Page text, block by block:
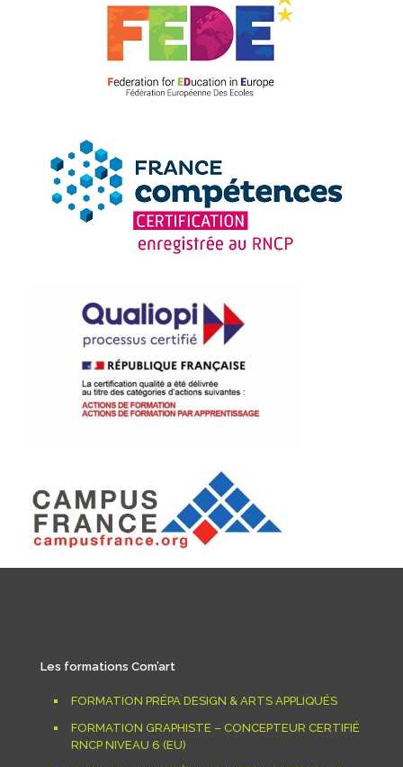
Les formations Com’art
FORMATION PRÉPA DESIGN & ARTS APPLIQUÉS
FORMATION GRAPHISTE – CONCEPTEUR CERTIFIÉ
RNCP NIVEAU 6 (EU)